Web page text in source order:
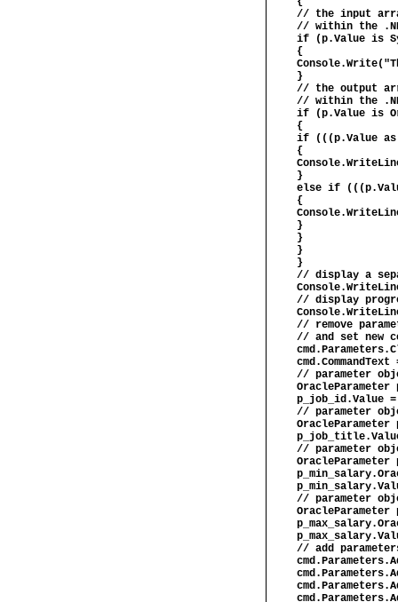
// the input
// within the
if (p.Value is
{
}
// the output
// within the
if (p.Value is
{
if (((p.Value as
{
}
else if
{
}
}
}
}
// display a
// display
// remove
// and set new
// parameter
p_job_id.Value
// parameter
// parameter
// parameter
OracleParameter
// add